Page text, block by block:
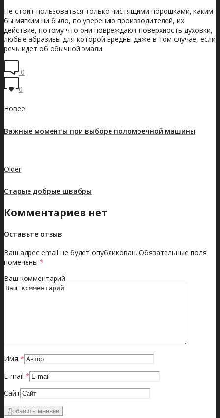
Не стоит пользоваться только чистящими порошками, каким
бы мягким ни было, по уверению производителей, их
действие, потому что они повреждают поверхность духовки,
любые абразивы для которой вредны даже в том случае, если
речь идет об обычной эмали.
0
0
Новее
Важные моменты при выборе поломоечной машины
Older
Старые добрые швабры
Комментариев нет
Оставьте отзыв
Ваш адрес email не будет опубликован. Обязательные поля
помечены *
Ваш комментарий
Имя *
E-mail *
Сайт